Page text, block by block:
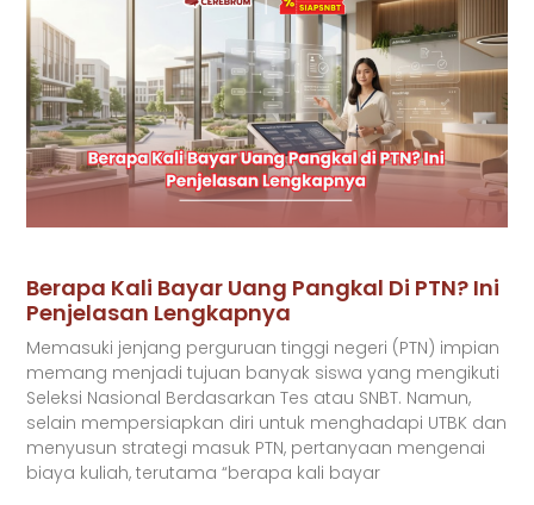
Berapa Kali Bayar Uang Pangkal Di PTN? Ini
Penjelasan Lengkapnya
Memasuki jenjang perguruan tinggi negeri (PTN) impian
memang menjadi tujuan banyak siswa yang mengikuti
Seleksi Nasional Berdasarkan Tes atau SNBT. Namun,
selain mempersiapkan diri untuk menghadapi UTBK dan
menyusun strategi masuk PTN, pertanyaan mengenai
biaya kuliah, terutama “berapa kali bayar